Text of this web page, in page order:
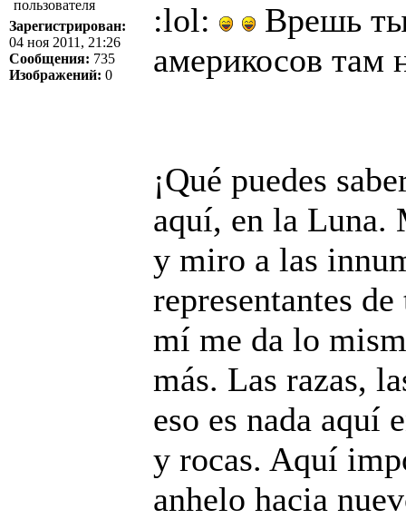
Зарегистрирован:
04 ноя 2011, 21:26
Сообщения: 735
Изображений: 0
:lol:
Врешь
америкосов
¡Qué puedes
aquí, en la Luna.
y miro a las
representantes
mí me da lo
más. Las razas,
eso es nada aquí
y rocas. Aquí
anhelo hacia